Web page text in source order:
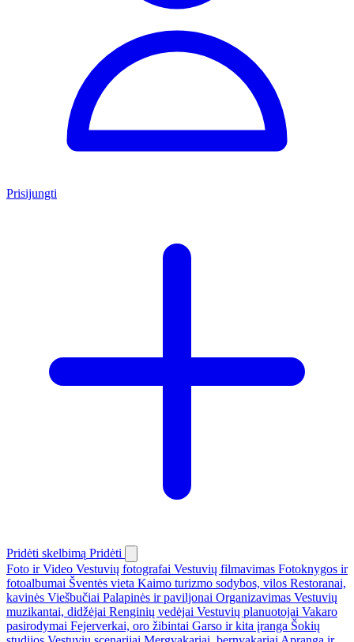
Prisijungti
Pridėti skelbimą Pridėti
Foto ir Video Vestuvių fotografai Vestuvių filmavimas Fotoknygos ir
fotoalbumai Šventės vieta Kaimo turizmo sodybos, vilos Restoranai,
kavinės Viešbučiai Palapinės ir paviljonai Organizavimas Vestuvių
muzikantai, didžėjai Renginių vedėjai Vestuvių planuotojai Vakaro
pasirodymai Fejerverkai, oro žibintai Garso ir kita įranga Šokių